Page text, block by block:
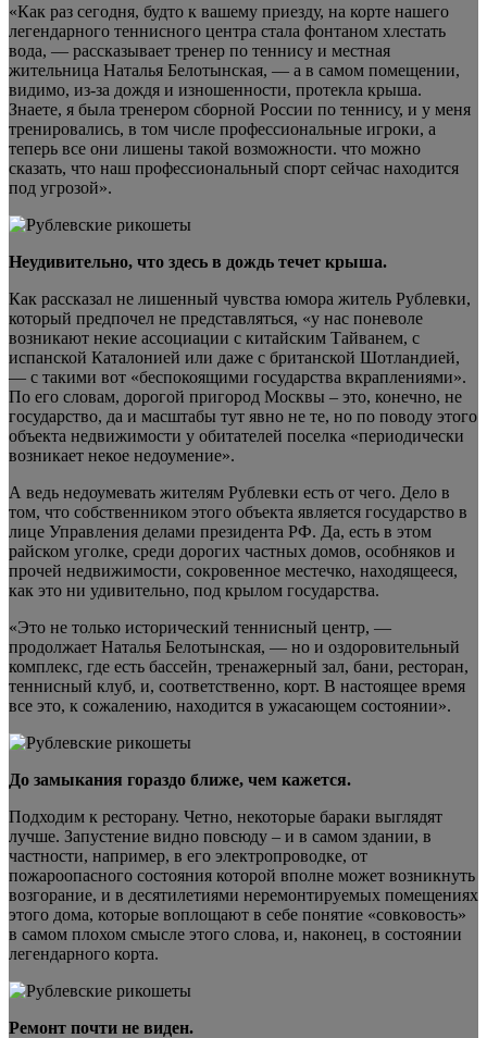
«Как раз сегодня, будто к вашему приезду, на корте нашего
легендарного теннисного центра стала фонтаном хлестать
вода, — рассказывает тренер по теннису и местная
жительница Наталья Белотынская, — а в самом помещении,
видимо, из-за дождя и изношенности, протекла крыша.
Знаете, я была тренером сборной России по теннису, и у меня
тренировались, в том числе профессиональные игроки, а
теперь все они лишены такой возможности. что можно
сказать, что наш профессиональный спорт сейчас находится
под угрозой».
Неудивительно, что здесь в дождь течет крыша.
Как рассказал не лишенный чувства юмора житель Рублевки,
который предпочел не представляться, «у нас поневоле
возникают некие ассоциации с китайским Тайванем, с
испанской Каталонией или даже с британской Шотландией,
— с такими вот «беспокоящими государства вкраплениями».
По его словам, дорогой пригород Москвы – это, конечно, не
государство, да и масштабы тут явно не те, но по поводу этого
объекта недвижимости у обитателей поселка «периодически
возникает некое недоумение».
А ведь недоумевать жителям Рублевки есть от чего. Дело в
том, что собственником этого объекта является государство в
лице Управления делами президента РФ. Да, есть в этом
райском уголке, среди дорогих частных домов, особняков и
прочей недвижимости, сокровенное местечко, находящееся,
как это ни удивительно, под крылом государства.
«Это не только исторический теннисный центр, —
продолжает Наталья Белотынская, — но и оздоровительный
комплекс, где есть бассейн, тренажерный зал, бани, ресторан,
теннисный клуб, и, соответственно, корт. В настоящее время
все это, к сожалению, находится в ужасающем состоянии».
До замыкания гораздо ближе, чем кажется.
Подходим к ресторану. Четно, некоторые бараки выглядят
лучше. Запустение видно повсюду – и в самом здании, в
частности, например, в его электропроводке, от
пожароопасного состояния которой вполне может возникнуть
возгорание, и в десятилетиями неремонтируемых помещениях
этого дома, которые воплощают в себе понятие «совковость»
в самом плохом смысле этого слова, и, наконец, в состоянии
легендарного корта.
Ремонт почти не виден.